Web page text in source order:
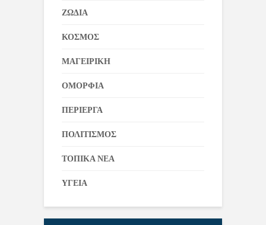
ΖΩΔΙΑ
ΚΟΣΜΟΣ
ΜΑΓΕΙΡΙΚΗ
ΟΜΟΡΦΙΑ
ΠΕΡΙΕΡΓΑ
ΠΟΛΙΤΙΣΜΟΣ
ΤΟΠΙΚΑ ΝΕΑ
ΥΓΕΙΑ